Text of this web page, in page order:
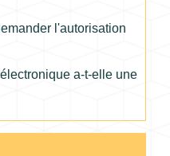
l'autorisation
a-t-elle une